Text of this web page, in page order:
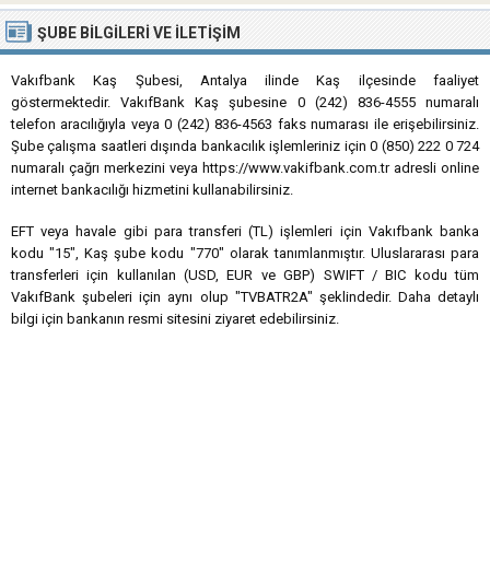
ŞUBE BILGILERI VE İLETIŞIM
Vakıfbank Kaş Şubesi, Antalya ilinde Kaş ilçesinde faaliyet
göstermektedir. VakıfBank Kaş şubesine 0 (242) 836-4555 numaralı
telefon aracılığıyla veya 0 (242) 836-4563 faks numarası ile erişebilirsiniz.
Şube çalışma saatleri dışında bankacılık işlemleriniz için 0 (850) 222 0 724
numaralı çağrı merkezini veya https://www.vakifbank.com.tr adresli online
internet bankacılığı hizmetini kullanabilirsiniz.
EFT veya havale gibi para transferi (TL) işlemleri için Vakıfbank banka
kodu "15", Kaş şube kodu "770" olarak tanımlanmıştır. Uluslararası para
transferleri için kullanılan (USD, EUR ve GBP) SWIFT / BIC kodu tüm
VakıfBank şubeleri için aynı olup "TVBATR2A" şeklindedir. Daha detaylı
bilgi için bankanın resmi sitesini ziyaret edebilirsiniz.